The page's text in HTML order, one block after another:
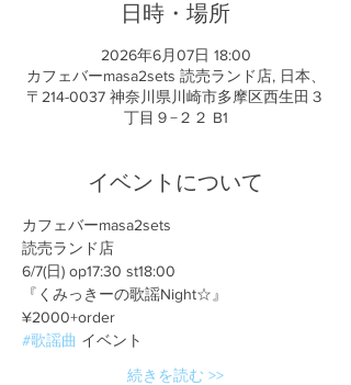
日時・場所
2026年6月07日 18:00
カフェバーmasa2sets 読売ランド店, 日本、
〒214-0037 神奈川県川崎市多摩区西生田３
丁目９−２２ B1
イベントについて
カフェバーmasa2sets
読売ランド店
6/7(日) op17:30 st18:00
『くみっきーの歌謡Night☆』
¥2000+order
#歌謡曲 イベント
続きを読む >>